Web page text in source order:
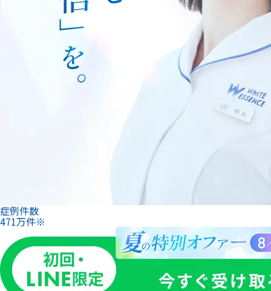
症例件数
471万件※